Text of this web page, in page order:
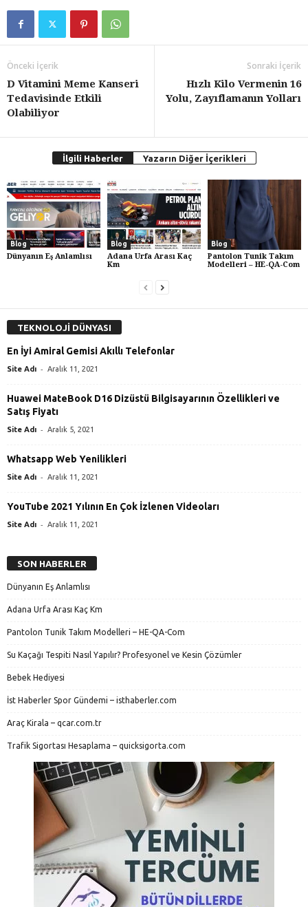
Önceki İçerik
D Vitamini Meme Kanseri
Tedavisinde Etkili
Olabiliyor
Sonraki İçerik
Hızlı Kilo Vermenin 16
Yolu, Zayıflamanın Yolları
İlgili Haberler Yazarın Diğer İçerikleri
Blog
Dünyanın Eş Anlamlısı
Blog
Adana Urfa Arası Kaç
Km
Blog
Pantolon Tunik Takım
Modelleri – HE-QA-Com
TEKNOLOJİ DÜNYASI
En İyi Amiral Gemisi Akıllı Telefonlar
Site Adı - Aralık 11, 2021
Huawei MateBook D16 Dizüstü Bilgisayarının Özellikleri ve
Satış Fiyatı
Site Adı - Aralık 5, 2021
Whatsapp Web Yenilikleri
Site Adı - Aralık 11, 2021
YouTube 2021 Yılının En Çok İzlenen Videoları
Site Adı - Aralık 11, 2021
SON HABERLER
Dünyanın Eş Anlamlısı
Adana Urfa Arası Kaç Km
Pantolon Tunik Takım Modelleri – HE-QA-Com
Su Kaçağı Tespiti Nasıl Yapılır? Profesyonel ve Kesin Çözümler
Bebek Hediyesi
İst Haberler Spor Gündemi – isthaberler.com
Araç Kirala – qcar.com.tr
Trafik Sigortası Hesaplama – quicksigorta.com